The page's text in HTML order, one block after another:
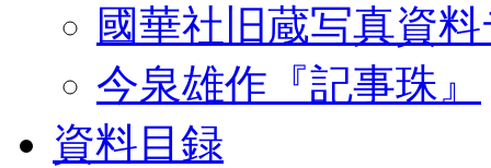
國華社旧蔵写真資
今泉雄作『記事珠』
資料目録